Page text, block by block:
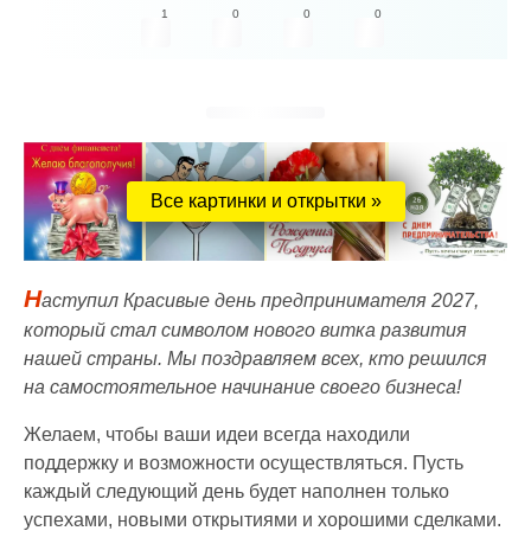
1 0 0 0
Все картинки и открытки »
Наступил Красивые день предпринимателя 2027,
который стал символом нового витка развития
нашей страны. Мы поздравляем всех, кто решился
на самостоятельное начинание своего бизнеса!
Желаем, чтобы ваши идеи всегда находили
поддержку и возможности осуществляться. Пусть
каждый следующий день будет наполнен только
успехами, новыми открытиями и хорошими сделками.